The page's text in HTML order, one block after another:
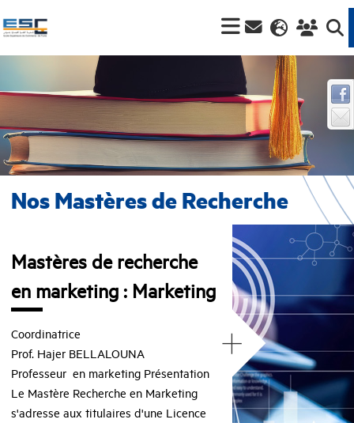
Nos Mastères de Recherche
Mastères de recherche
en marketing : Marketing
Coordinatrice
Prof. Hajer BELLALOUNA
Professeur en marketing Présentation
Le Mastère Recherche en Marketing
s'adresse aux titulaires d'une Licence
+